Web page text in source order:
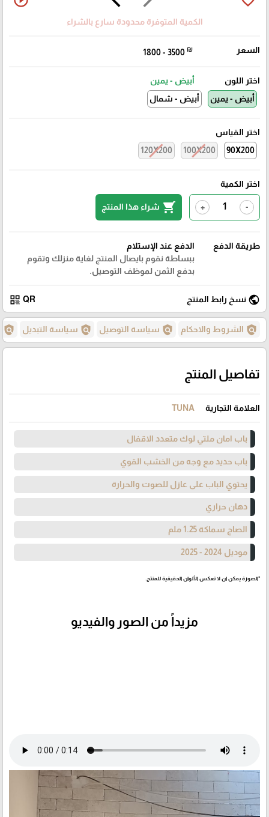
الكمية المتوفرة محدودة سارع بالشراء
السعر 1800 - 3500 ₪
اختر اللون
أبيض - يمين
أبيض - يمين
أبيض - شمال
اختر القياس
90X200
100X200
120X200
اختر الكمية
-
+
shopping_cart شراء هذا المنتج
طريقة الدفع
الدفع عند الإستلام
ببساطة نقوم بايصال المنتج لغاية منزلك وتقوم
بدفع الثمن لموظف التوصيل.
public نسخ رابط المنتج QR
qr_code
policy الشروط والاحكام policy سياسة التوصيل policy سياسة التبديل policy
تفاصيل المنتج
العلامة التجارية TUNA
باب امان ملتي لوك متعدد الاقفال
باب حديد مع وجه من الخشب القوي
يحتوي الباب على عازل للصوت والحرارة
دهان حراري
الصاج سماكة 1.25 ملم
موديل 2024 - 2025
*الصورة يمكن ان لا تعكس الألوان الحقيقية للمنتج.
مزيداً من الصور والفيديو